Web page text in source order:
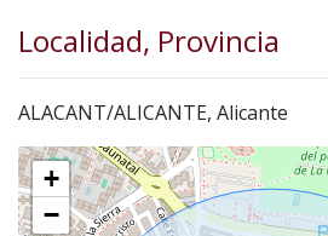
Localidad, Provincia
ALACANT/ALICANTE, Alicante
+
−